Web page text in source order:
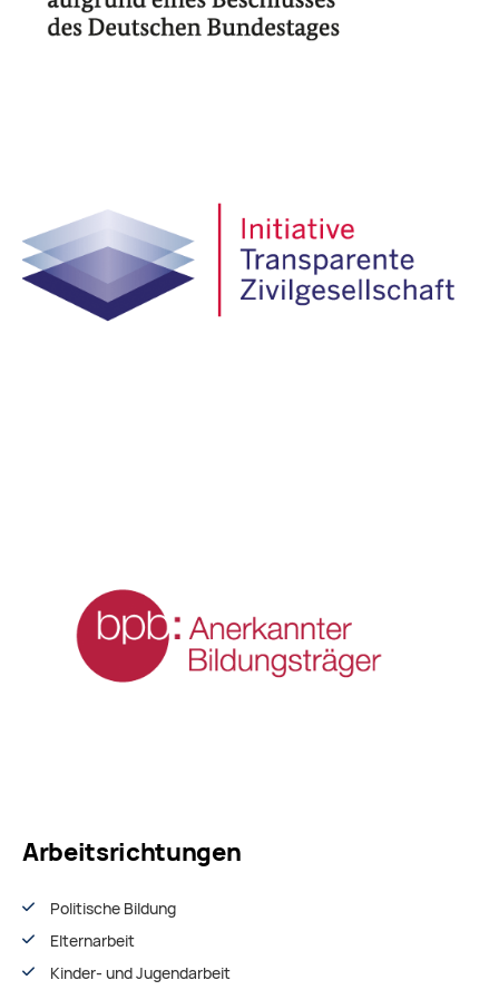
Arbeitsrichtungen
Politische Bildung
Elternarbeit
Kinder- und Jugendarbeit